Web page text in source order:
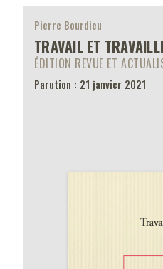
Pierre Bourdieu
TRAVAIL ET
ÉDITION REVUE ET
Parution : 21 janvier 2021